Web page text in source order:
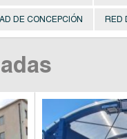
DE CONCEPCIÓN RED